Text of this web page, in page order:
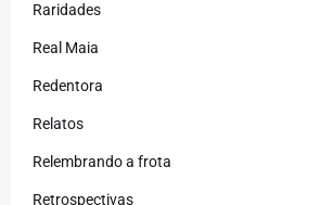
Raridades
Real Maia
Redentora
Relatos
Relembrando a frota
Retrospectivas